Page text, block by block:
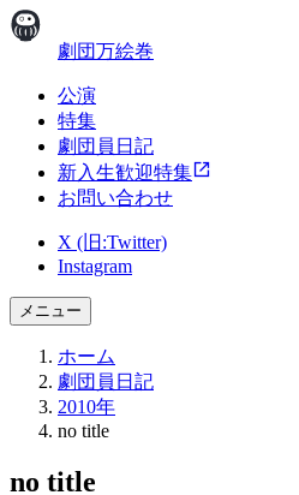
劇団万絵巻
公演
特集
劇団員日記
新入生歓迎特集
お問い合わせ
X (旧:Twitter)
Instagram
メニュー
ホーム
劇団員日記
2010年
no title
no title